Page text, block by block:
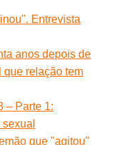
Entrevista
anos depois de
que relação tem
– Parte 1:
que "agitou"